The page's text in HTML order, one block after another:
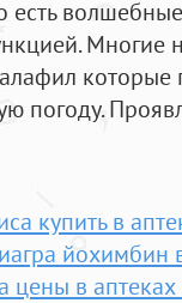
есть
Многие
погоду.
купить в
йохимбин
цены в аптеках